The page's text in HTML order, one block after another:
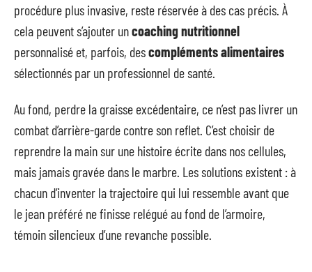
procédure plus invasive, reste réservée à des cas précis. À
cela peuvent s’ajouter uncoaching nutritionnel
personnalisé et, parfois, descompléments alimentaires
sélectionnés par un professionnel de santé.
Au fond, perdre la graisse excédentaire, ce n’est pas livrer un
combat d’arrière-garde contre son reflet. C’est choisir de
reprendre la main sur une histoire écrite dans nos cellules,
mais jamais gravée dans le marbre. Les solutions existent : à
chacun d’inventer la trajectoire qui lui ressemble avant que
le jean préféré ne finisse relégué au fond de l’armoire,
témoin silencieux d’une revanche possible.